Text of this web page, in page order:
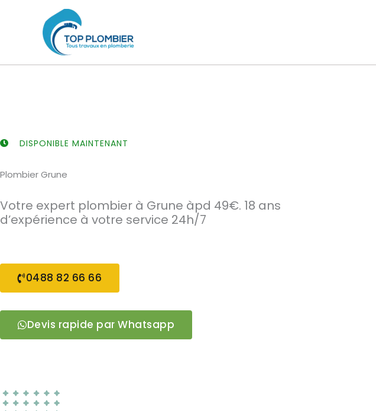
DISPONIBLE MAINTENANT
Plombier Grune
Votre expert plombier à Grune àpd 49€. 18 ans
d’expérience à votre service 24h/7
0488 82 66 66
Devis rapide par Whatsapp